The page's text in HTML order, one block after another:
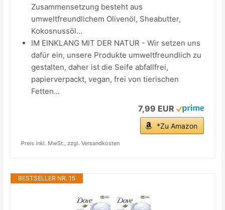
Zusammensetzung besteht aus
umweltfreundlichem Olivenöl, Sheabutter,
Kokosnussöl...
IM EINKLANG MIT DER NATUR - Wir setzen uns
dafür ein, unsere Produkte umweltfreundlich zu
gestalten, daher ist die Seife abfallfrei,
papierverpackt, vegan, frei von tierischen
Fetten...
7,99 EUR
*Zu Amazon
Preis inkl. MwSt., zzgl. Versandkosten
BESTSELLER NR. 15